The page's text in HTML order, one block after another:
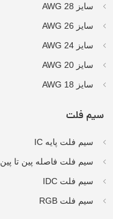
سایز AWG 28
سایز AWG 26
سایز AWG 24
سایز AWG 20
سایز AWG 18
سیم فلت
سیم فلت پایه IC
سیم فلت فاصله پین تا پین 1.5 میلیمتر
سیم فلت IDC
سیم فلت RGB